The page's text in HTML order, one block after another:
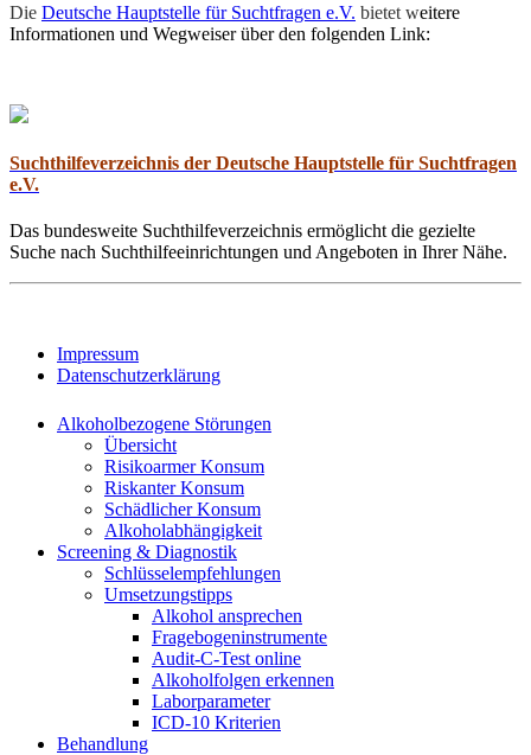
Die Deutsche Hauptstelle für Suchtfragen e.V. bietet weitere
Informationen und Wegweiser über den folgenden Link:
Suchthilfeverzeichnis der Deutsche Hauptstelle für Suchtfragen
e.V.
Das bundesweite Suchthilfeverzeichnis ermöglicht die gezielte
Suche nach Suchthilfeeinrichtungen und Angeboten in Ihrer Nähe.
Impressum
Datenschutzerklärung
Alkoholbezogene Störungen
Übersicht
Risikoarmer Konsum
Riskanter Konsum
Schädlicher Konsum
Alkoholabhängigkeit
Screening & Diagnostik
Schlüsselempfehlungen
Umsetzungstipps
Alkohol ansprechen
Fragebogeninstrumente
Audit-C-Test online
Alkoholfolgen erkennen
Laborparameter
ICD-10 Kriterien
Behandlung